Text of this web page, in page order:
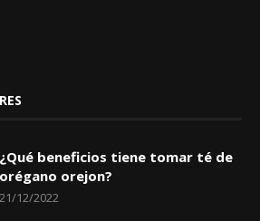
¿Qué beneficios tiene tomar té de
orégano orejon?
21/12/2022